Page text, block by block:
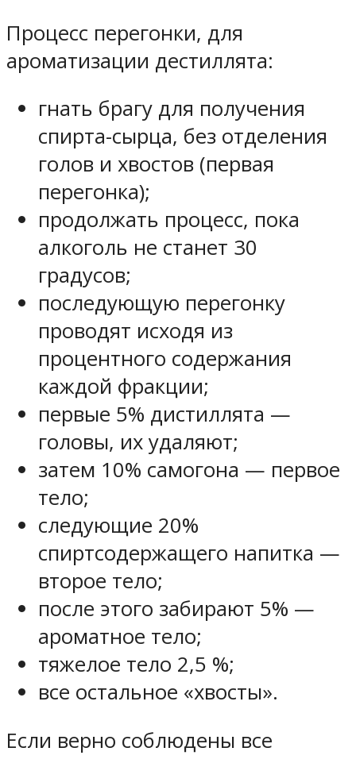
Процесс перегонки, для
ароматизации дестиллята:
гнать брагу для получения
спирта-сырца, без отделения
голов и хвостов (первая
перегонка);
продолжать процесс, пока
алкоголь не станет 30
градусов;
последующую перегонку
проводят исходя из
процентного содержания
каждой фракции;
первые 5% дистиллята —
головы, их удаляют;
затем 10% самогона — первое
тело;
следующие 20%
спиртсодержащего напитка —
второе тело;
после этого забирают 5% —
ароматное тело;
тяжелое тело 2,5 %;
все остальное «хвосты».
Если верно соблюдены все